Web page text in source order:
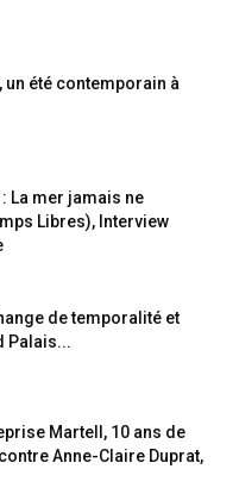
un été contemporain à
: La mer jamais ne
Libres), Interview
de temporalité et
Palais...
Martell, 10 ans de
Anne-Claire Duprat,